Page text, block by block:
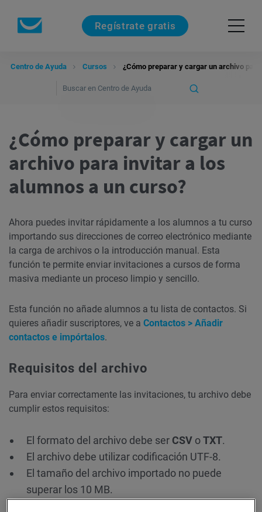
Regístrate gratis
Centro de Ayuda Cursos ¿Cómo preparar y cargar un archivo
¿Cómo preparar y cargar un
archivo para invitar a los
alumnos a un curso?
Ahora puedes invitar rápidamente a los alumnos a tu curso
importando sus direcciones de correo electrónico mediante
la carga de archivos o la introducción manual. Esta
función te permite enviar invitaciones a cursos de forma
masiva mediante un proceso limpio y sencillo.
Esta función no añade alumnos a tu lista de contactos. Si
quieres añadir suscriptores, ve a Contactos > Añadir
contactos e impórtalos.
Requisitos del archivo
Para enviar correctamente las invitaciones, tu archivo debe
cumplir estos requisitos:
El formato del archivo debe ser CSV oTXT.
El archivo debe utilizar codificación UTF-8.
El tamaño del archivo importado no puede
superar los 10 MB.